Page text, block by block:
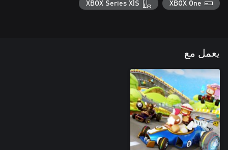
XBOX One
XBOX Series X|S
يعمل مع